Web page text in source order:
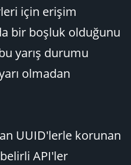
için erişim
bir boşluk olduğunu
yarış durumu
olmadan
UUID'lerle korunan
API'ler